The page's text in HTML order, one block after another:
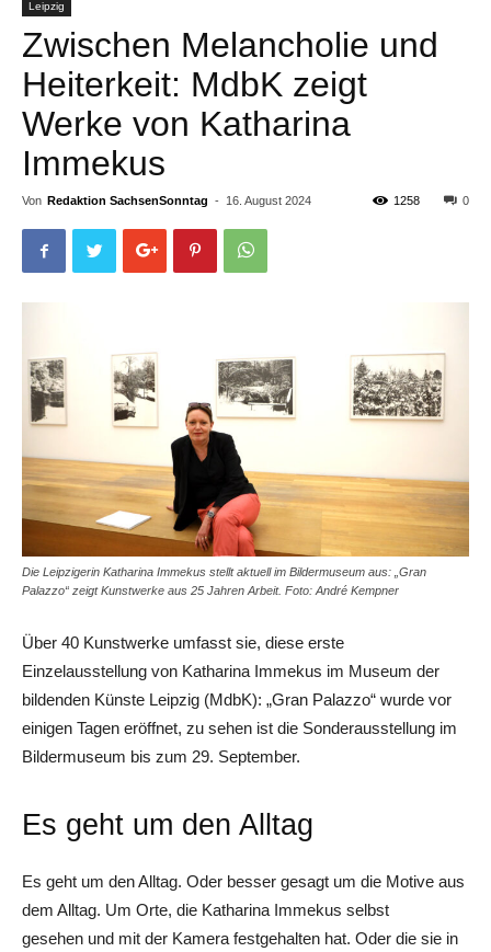
Leipzig
Zwischen Melancholie und
Heiterkeit: MdbK zeigt
Werke von Katharina
Immekus
Von Redaktion SachsenSonntag - 16. August 2024 0
1258
Die Leipzigerin Katharina Immekus stellt aktuell im Bildermuseum aus: „Gran
Palazzo“ zeigt Kunstwerke aus 25 Jahren Arbeit. Foto: André Kempner
Über 40 Kunstwerke umfasst sie, diese erste
Einzelausstellung von Katharina Immekus im Museum der
bildenden Künste Leipzig (MdbK): „Gran Palazzo“ wurde vor
einigen Tagen eröffnet, zu sehen ist die Sonderausstellung im
Bildermuseum bis zum 29. September.
Es geht um den Alltag
Es geht um den Alltag. Oder besser gesagt um die Motive aus
dem Alltag. Um Orte, die Katharina Immekus selbst
gesehen und mit der Kamera festgehalten hat. Oder die sie in